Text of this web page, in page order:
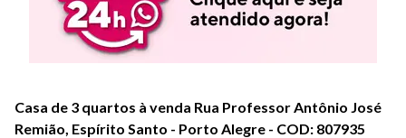
Casa de 3 quartos à venda Rua Professor Antônio José
Remião, Espírito Santo - Porto Alegre - COD: 807935